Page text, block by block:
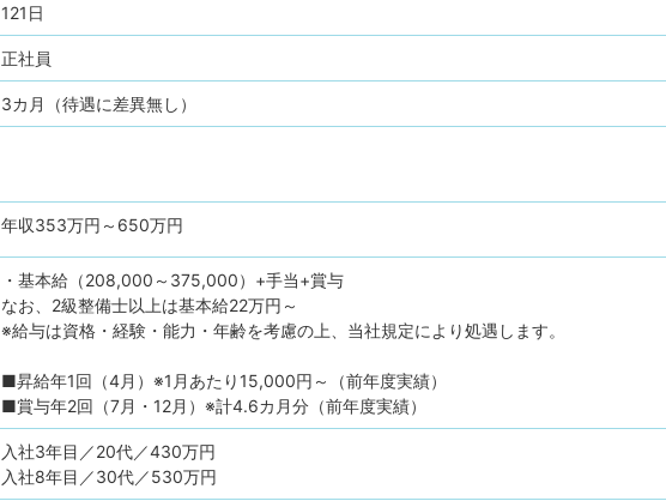
121日
正社員
3カ月（待遇に差異無し）
年収353万円 ～ 650万円
・基本給（208,000～375,000）+手当+賞与
なお、2級整備士以上は基本給22万円～
※給与は資格・経験・能力・年齢を考慮の上、当社規定により処遇します。
■昇給年1回（4月）※1月あたり15,000円～（前年度実績）
■賞与年2回（7月・12月）※計4.6カ月分（前年度実績）
入社3年目／20代／430万円
入社8年目／30代／530万円